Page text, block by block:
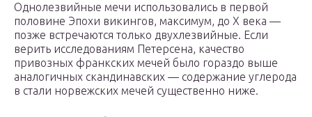
Однолезвийные мечи использовались в первой
половине Эпохи викингов, максимум, до X века —
позже встречаются только двухлезвийные. Если
верить исследованиям Петерсена, качество
привозных франкских мечей было гораздо выше
аналогичных скандинавских — содержание углерода
в стали норвежских мечей существенно ниже.